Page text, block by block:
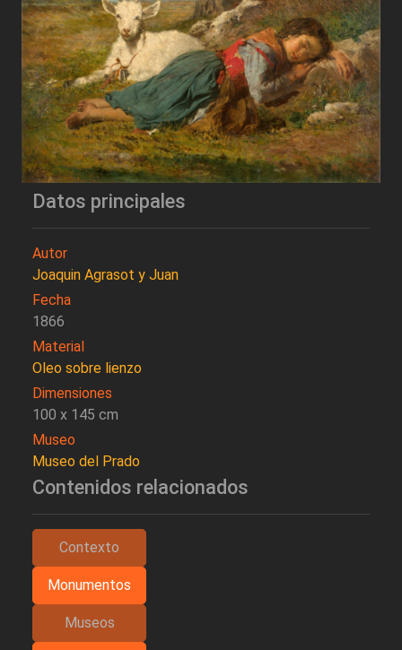
Datos principales
Autor
Joaquin Agrasot y Juan
Fecha
1866
Material
Oleo sobre lienzo
Dimensiones
100 x 145 cm
Museo
Museo del Prado
Contenidos relacionados
Contexto
Monumentos
Museos